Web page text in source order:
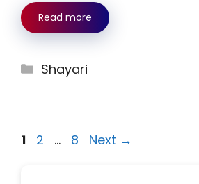
Read more
Categories
Shayari
Page
1 Page
2 … Page
8 Next →